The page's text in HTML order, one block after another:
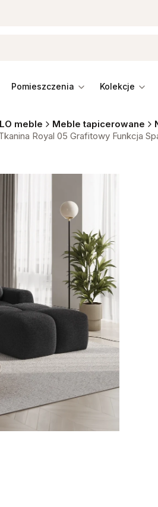
pomieszczenia kolekcje
meble Meble tapicerowane
Royal 05 Grafitowy Funkcja